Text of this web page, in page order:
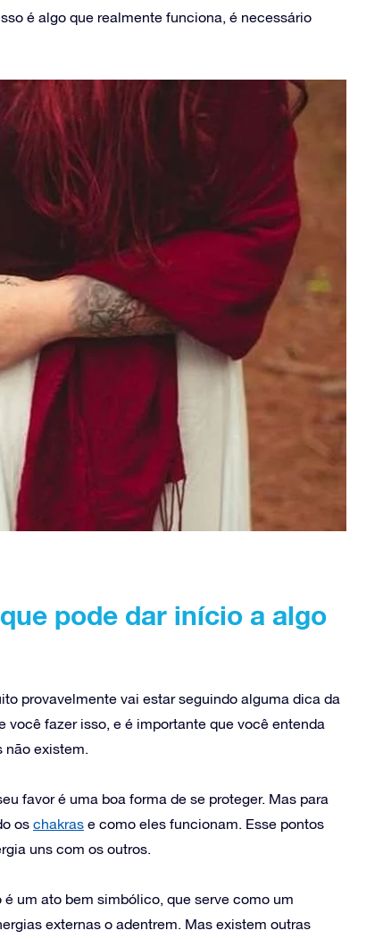
é algo que realmente funciona, é necessário
pode dar início a algo
provavelmente vai estar seguindo alguma dica da
fazer isso, e é importante que você entenda
não existem.
favor é uma boa forma de se proteger. Mas para
os chakras e como eles funcionam. Esse pontos
uns com os outros.
um ato bem simbólico, que serve como um
externas o adentrem. Mas existem outras